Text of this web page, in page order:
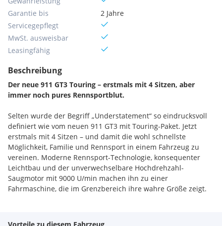
Garantie bis
2 Jahre
Servicegepflegt
MwSt. ausweisbar
Leasingfähig
Beschreibung
Der neue 911 GT3 Touring – erstmals mit 4 Sitzen, aber
immer noch pures Rennsportblut.
Selten wurde der Begriff „Understatement“ so eindrucksvoll
definiert wie vom neuen 911 GT3 mit Touring-Paket. Jetzt
erstmals mit 4 Sitzen – und damit die wohl schnellste
Möglichkeit, Familie und Rennsport in einem Fahrzeug zu
vereinen. Moderne Rennsport-Technologie, konsequenter
Leichtbau und der unverwechselbare Hochdrehzahl-
Saugmotor mit 9000 U/min machen ihn zu einer
Fahrmaschine, die im Grenzbereich ihre wahre Größe zeigt.
Unser GT3 Touring präsentiert sich in der exklusiven Farbe